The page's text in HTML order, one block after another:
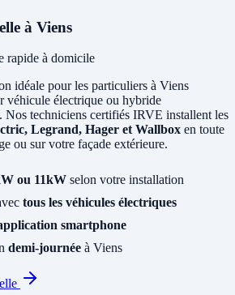
à Viens
rapide à domicile
idéale pour les particuliers à Viens
véhicule électrique ou hybride
Nos techniciens certifiés IRVE installent les
Legrand, Hager et Wallbox en toute
ou sur votre façade extérieure.
ou 11kW selon votre installation
tous les véhicules électriques
smartphone
demi-journée à Viens